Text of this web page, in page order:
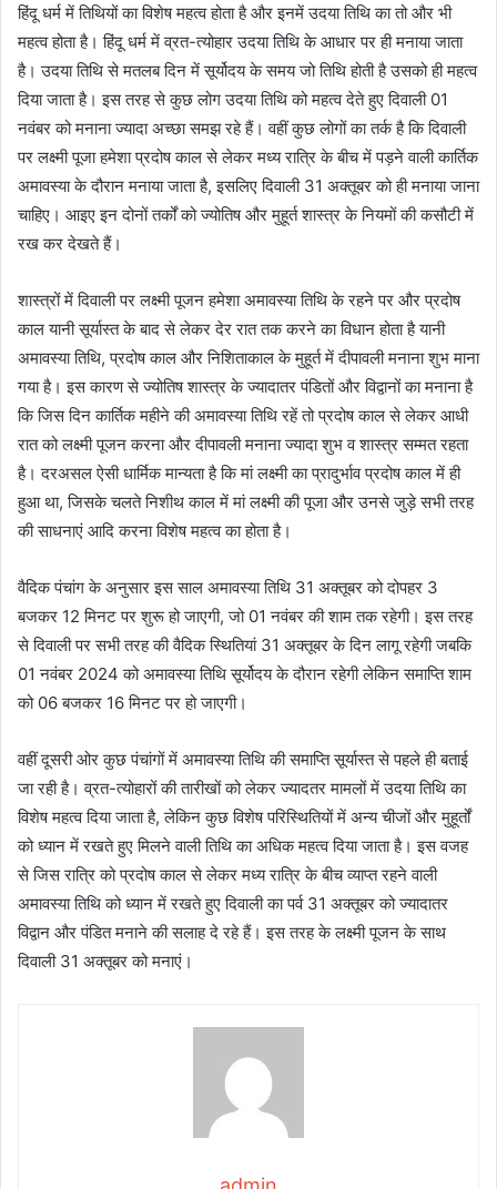
हिंदू धर्म में तिथियों का विशेष महत्व होता है और इनमें उदया तिथि का तो और भी
महत्व होता है। हिंदू धर्म में व्रत-त्योहार उदया तिथि के आधार पर ही मनाया जाता
है। उदया तिथि से मतलब दिन में सूर्योदय के समय जो तिथि होती है उसको ही महत्व
दिया जाता है। इस तरह से कुछ लोग उदया तिथि को महत्व देते हुए दिवाली 01
नवंबर को मनाना ज्यादा अच्छा समझ रहे हैं। वहीं कुछ लोगों का तर्क है कि दिवाली
पर लक्ष्मी पूजा हमेशा प्रदोष काल से लेकर मध्य रात्रि के बीच में पड़ने वाली कार्तिक
अमावस्या के दौरान मनाया जाता है, इसलिए दिवाली 31 अक्तूबर को ही मनाया जाना
चाहिए। आइए इन दोनों तर्कों को ज्योतिष और मुहूर्त शास्त्र के नियमों की कसौटी में
रख कर देखते हैं।
शास्त्रों में दिवाली पर लक्ष्मी पूजन हमेशा अमावस्या तिथि के रहने पर और प्रदोष
काल यानी सूर्यास्त के बाद से लेकर देर रात तक करने का विधान होता है यानी
अमावस्या तिथि, प्रदोष काल और निशिताकाल के मुहूर्त में दीपावली मनाना शुभ माना
गया है। इस कारण से ज्योतिष शास्त्र के ज्यादातर पंडितों और विद्वानों का मनाना है
कि जिस दिन कार्तिक महीने की अमावस्या तिथि रहें तो प्रदोष काल से लेकर आधी
रात को लक्ष्मी पूजन करना और दीपावली मनाना ज्यादा शुभ व शास्त्र सम्मत रहता
है। दरअसल ऐसी धार्मिक मान्यता है कि मां लक्ष्मी का प्रादुर्भाव प्रदोष काल में ही
हुआ था, जिसके चलते निशीथ काल में मां लक्ष्मी की पूजा और उनसे जुड़े सभी तरह
की साधनाएं आदि करना विशेष महत्व का होता है।
वैदिक पंचांग के अनुसार इस साल अमावस्या तिथि 31 अक्तूबर को दोपहर 3
बजकर 12 मिनट पर शुरू हो जाएगी, जो 01 नवंबर की शाम तक रहेगी। इस तरह
से दिवाली पर सभी तरह की वैदिक स्थितियां 31 अक्तूबर के दिन लागू रहेगी जबकि
01 नवंबर 2024 को अमावस्या तिथि सूर्योदय के दौरान रहेगी लेकिन समाप्ति शाम
को 06 बजकर 16 मिनट पर हो जाएगी।
वहीं दूसरी ओर कुछ पंचांगों में अमावस्या तिथि की समाप्ति सूर्यास्त से पहले ही बताई
जा रही है। व्रत-त्योहारों की तारीखों को लेकर ज्यादतर मामलों में उदया तिथि का
विशेष महत्व दिया जाता है, लेकिन कुछ विशेष परिस्थितियों में अन्य चीजों और मुहूर्तों
को ध्यान में रखते हुए मिलने वाली तिथि का अधिक महत्व दिया जाता है। इस वजह
से जिस रात्रि को प्रदोष काल से लेकर मध्य रात्रि के बीच व्याप्त रहने वाली
अमावस्या तिथि को ध्यान में रखते हुए दिवाली का पर्व 31 अक्तूबर को ज्यादातर
विद्वान और पंडित मनाने की सलाह दे रहे हैं। इस तरह के लक्ष्मी पूजन के साथ
दिवाली 31 अक्तूबर को मनाएं।